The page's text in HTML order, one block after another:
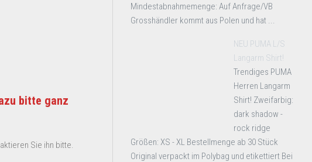
bitte ganz
Sie ihn bitte.
Mindestabnahmemenge: Auf Anfrage/VB
Grosshändler kommt aus Polen und hat ...
NEU PUMA L/S
Langarm Shirt!
Trendiges PUMA
Herren Langarm
Shirt! Zweifarbig:
dark shadow -
rock ridge
Größen: XS - XL Bestellmenge ab 30 Stück
Original verpackt im Polybag und etikettiert Bei